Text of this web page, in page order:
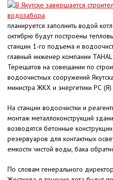
планируется заполнить водой
октябрю будут построены
станции 1-го подъема и
главный инженер компании
Терещатов на совещании по
водоочистных сооружений
министра ЖКХ и энергетики РС (Я)
На станции водоочистки и
монтаж металлоконструкций
возводятся бетонные
резервуаров для контактных
емкости чистой воды, бака
По словам генерального